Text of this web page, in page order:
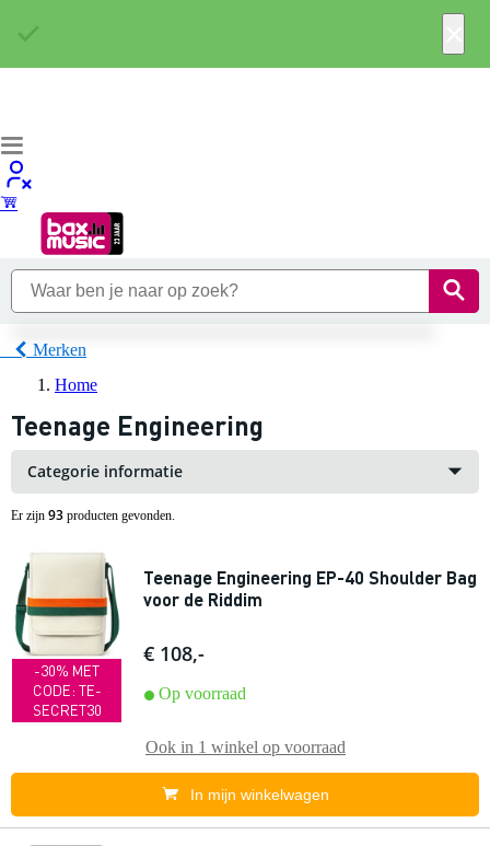
Merken
Home
Teenage Engineering
Categorie informatie
Er zijn 93 producten gevonden.
-30% MET
CODE: TE-
SECRET30
Teenage Engineering EP-40 Shoulder Bag
voor de Riddim
€ 108,-
Op voorraad
Ook in 1 winkel op voorraad
In mijn winkelwagen